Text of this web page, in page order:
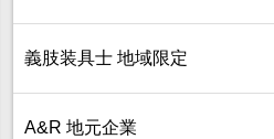
義肢装具士 地域限定
A&R 地元企業